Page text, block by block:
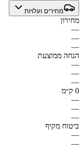
מחירים ועלויות
מחירון
—
—
—
הנחה ממוצעת
—
—
—
0 ק״מ
—
—
—
ביטוח מקיף
—
—